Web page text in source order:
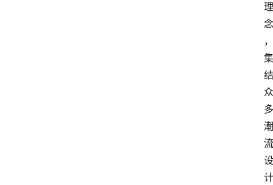
理
念
，
集
结
众
多
潮
流
设
计